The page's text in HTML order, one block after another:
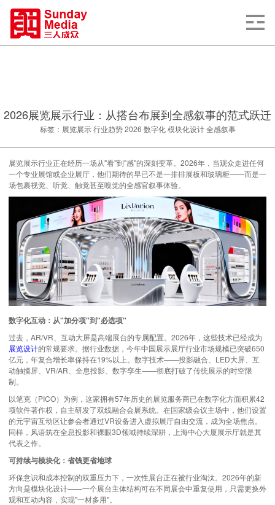
2026展览展示行业：从搭台布展到全感叙事的范式跃迁
标签：展览展示 行业趋势 2026 数字化 模块化设计 全感叙事
展览展示行业正在经历一场从"看"到"感"的深刻变革。2026年，当观众走进任何
一个专业展馆或企业展厅，他们期待的早已不是一排排展板和玻璃柜——而是一
场包裹视觉、听觉、触觉甚至嗅觉的全感官叙事体验。
数字化互动：从"加分项"到"必选项"
过去，AR/VR、互动大屏是高端展台的专属配置。2026年，这些技术已经成为
展览设计的常规要求。据行业数据，今年中国展示展厅行业市场规模已突破650
亿元，年复合增长率保持在19%以上。数字技术——投影融合、LED大屏、互
动触摸屏、VR/AR、全息投影、数字孪生——彻底打破了传统展示的时空限
制。
以笔克（PICO）为例，这家拥有57年历史的展览服务商已在数字化方面积累42
项软件著作权，自主研发了双线融合会展系统。在国家级会议主场中，他们设置
的元宇宙互动区让参会者通过VR设备进入虚拟展厅自由交流，成为全场焦点。
同样，风语筑在全息投影和裸眼3D领域持续深耕，上海中心大厦展示厅就是其
代表之作。
可持续与模块化：省钱更省地球
环保意识和成本控制的双重压力下，一次性展台正在被行业淘汰。2026年的新
方向是模块化设计——一个展台主体结构可在不同展会中重复使用，只需更换外
观和互动内容，实现"一材多用"。